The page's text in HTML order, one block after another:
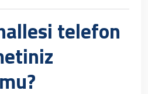
telefon